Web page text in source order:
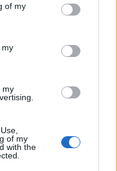
You may click to
its third-party tags to
in below Google
of my
my
my
of my
with the
y compras impulsivas